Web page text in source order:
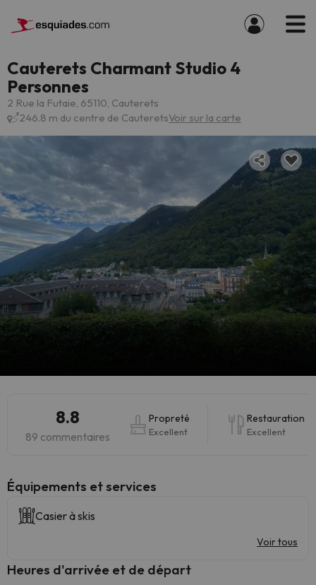
Cauterets Charmant Studio 4
Personnes
2 Rue la Futaie, 65110, Cauterets
246.8 m du centre de CauteretsVoir sur la carte
8.8
89 commentaires
Propreté
Excellent
Restauration
Excellent
​Équipements et services
Casier à skis
Voir tous
Heures d'arrivée et de départ